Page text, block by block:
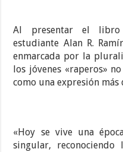
Al presentar el libro
estudiante Alan R.
enmarcada por la
los jóvenes «raperos»
como una expresión
«Hoy se vive una
singular,